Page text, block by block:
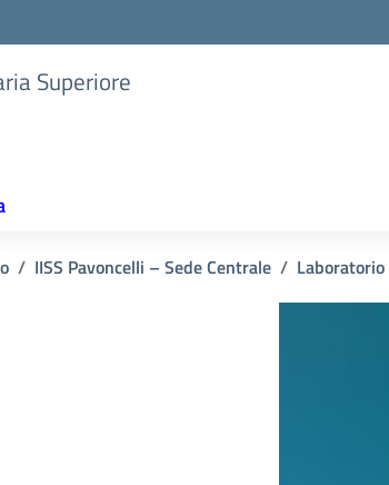
Superiore
IISS Pavoncelli – Sede Centrale Laboratorio